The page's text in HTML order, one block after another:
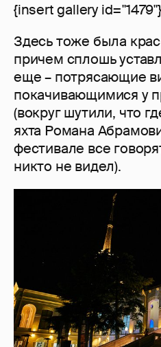
{insert gallery id="1479"}
Здесь тоже была
причем сплошь
еще – потрясающие
покачивающимися у
(вокруг шутили, что
яхта Романа
фестивале все
никто не видел).